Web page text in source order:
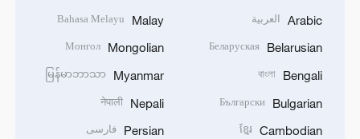
Arabic العربية
Belarusian
Беларуская
Bengali
বাংলা
Bulgarian
Български
Cambodian
ខ្មែរ
Malay
Bahasa Melayu
Mongolian
Монгол
Myanmar
မြန်မာဘာသာ
Nepali
नेपाली
Persian فارسی